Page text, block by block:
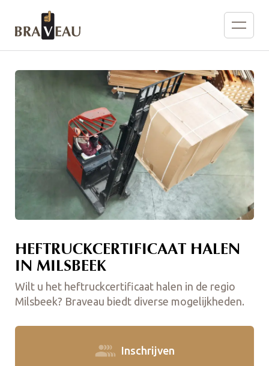
HEFTRUCKCERTIFICAAT HALEN
IN MILSBEEK
Wilt u het heftruckcertificaat halen in de regio
Milsbeek? Braveau biedt diverse mogelijkheden.
Inschrijven